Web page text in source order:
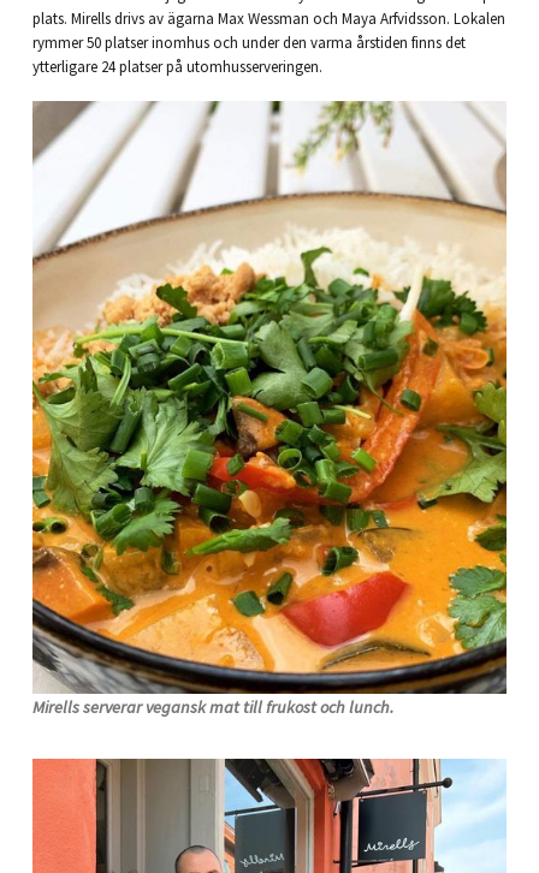
plats. Mirells drivs av ägarna Max Wessman och Maya Arfvidsson. Lokalen
rymmer 50 platser inomhus och under den varma årstiden finns det
ytterligare 24 platser på utomhusserveringen.
Mirells serverar vegansk mat till frukost och lunch.